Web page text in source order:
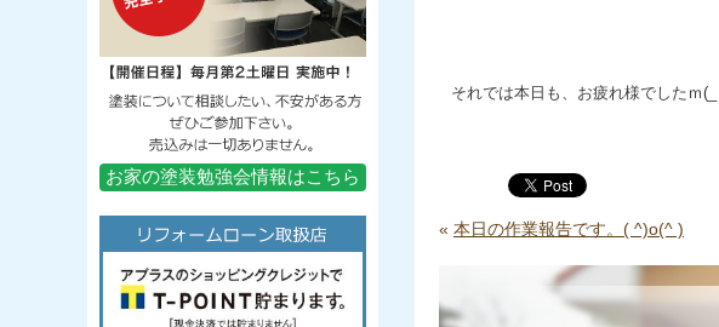
それでは本日も、お疲れ様でした ｍ
« 本日の作業報告です。( ^)o(^ )
お家の塗装勉強会情報はこちら